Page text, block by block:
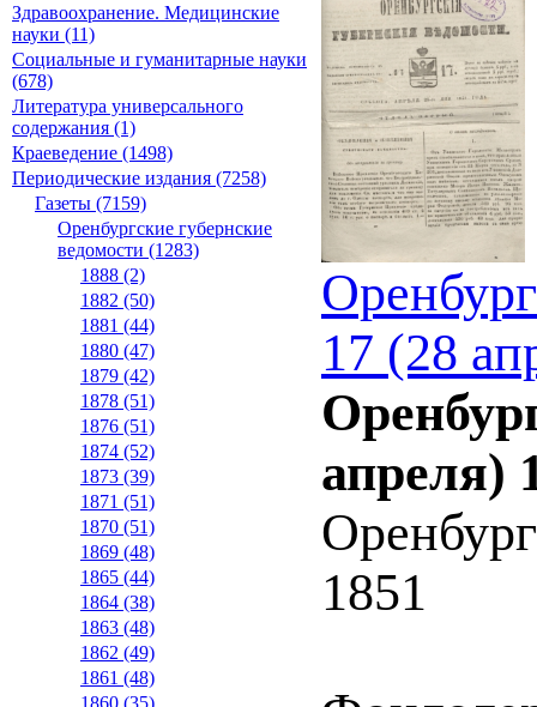
Здравоохранение. Медицинские
науки (11)
Социальные и гуманитарные науки
(678)
Литература универсального
содержания (1)
Краеведение (1498)
Периодические издания (7258)
Газеты (7159)
Оренбургские губернские
ведомости (1283)
1888 (2)
1882 (50)
1881 (44)
1880 (47)
1879 (42)
1878 (51)
1876 (51)
1874 (52)
1873 (39)
1871 (51)
1870 (51)
1869 (48)
1865 (44)
1864 (38)
1863 (48)
1862 (49)
1861 (48)
1860 (35)
17 (28
апреля)
1851